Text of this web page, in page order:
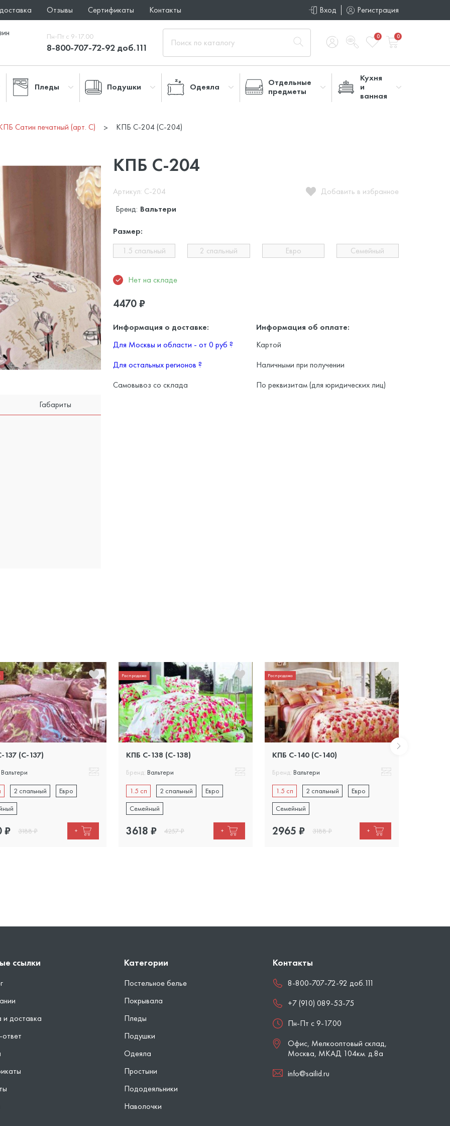
Отзывы Сертификаты Контакты Вход Регистрация
Пн-Пт с 9-17.00
8-800-707-72-92 доб.111
0 0
Пледы Подушки Одеяла
Отдельные
предметы
Кухня
и
ванная
Сатин печатный (арт. С) КПБ С-204 (C-204)
Габариты
КПБ С-204
Артикул: C-204
Добавить в избранное
Бренд: Вальтери
Размер:
1.5 спальный
2 спальный Евро Семейный
Нет на складе
4470₽
Информация о доставке:
Для Москвы и области - от 0 руб?
Для остальных регионов?
Самовывоз со склада
Информация об оплате:
Картой
Наличными при получении
По реквизитам (для юридических лиц)
137 (C-137)
Вальтери
2 спальный
Евро
₽ 3188₽ +
Распродажа
КПБ С-138 (C-138)
Бренд: Вальтери
1.5 сп 2 спальный
Евро
Семейный
3618 ₽ 4257₽ +
Распродажа
КПБ С-140 (C-140)
Бренд: Вальтери
1.5 сп 2 спальный
Евро
Семейный
2965 ₽ 3188₽ +
ссылки
доставка
Категории
Постельное белье
Покрывала
Пледы
Подушки
Одеяла
Простыни
Пододеяльники
Наволочки
Контакты
8-800-707-72-92 доб.111
+7 (910) 089-53-75
Пн-Пт с 9-17.00
Офис, Мелкооптовый склад,
Москва, МКАД 104км. д.8а
info@sailid.ru